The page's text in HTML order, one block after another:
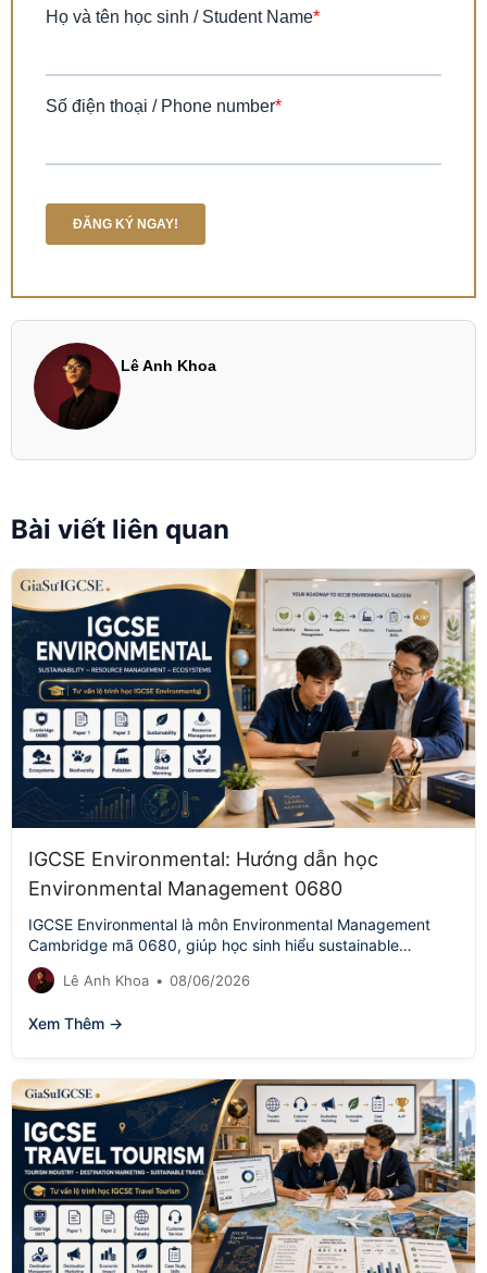
Lê Anh Khoa
Bài viết liên quan
IGCSE Environmental: Hướng dẫn học
Environmental Management 0680
IGCSE Environmental là môn Environmental Management
Cambridge mã 0680, giúp học sinh hiểu sustainable
development, resource management, ecosystems, pollution,
global warming, conservation…
Lê Anh Khoa • 08/06/2026
Xem Thêm →